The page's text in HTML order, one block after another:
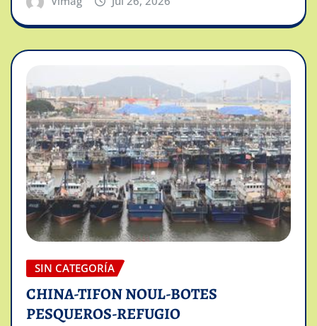
SIN CATEGORÍA
CHINA-TIFON NOUL-BOTES
PESQUEROS-REFUGIO